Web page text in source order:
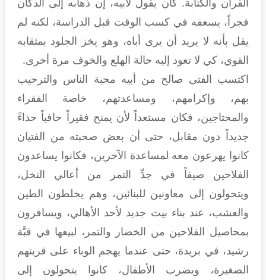
القرآن والكتابة. كان يقول لأبيه، إن ذهابه إلى الدكان
فجراً، يسعفه في كسب الوقت قبل الدراسة، لكنه لم
يقل بأنه لا يريد أن يرى أباه، وهو يخز الجلود بمثقابه
القوي، كي لا تعود إليه حالة الهلع والخوف مرة أخرى.
اكتسب الفتى صالح من أبيه محبة الناس والترحيب
بهم، وإكرامهم، ومساعدتهم، خاصة الفقراء
والمحتاجين، فكان مستعداً لأن يمنح فقيراً حافياً حذاءً
جديداً دون مقابل، حتى أن بعض صحبته من الفتيان
كانوا يهرعون معه لمساعدة الآخرين، فكانوا يساعدون
الفلاحين صيفاً في جدِّ التمر من أعالي النخل،
ويتحولون إلى معاونين للبنائين، وهم يخلطون الطين
والعشب، عند بناء بيت جديد لأحد الأهالي، ويسافرون
بمحاصيل الفلاحين من الخضار والتمر، لبيعها في قبَّة
رشيد، في بريدة، حتى عندما يهجم الوباء على قريتهم
الصغيرة، ويضرب الأطفال، كانوا يتحولون إلى